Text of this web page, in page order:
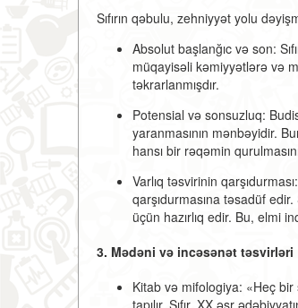
Sıfırın qəbulu, zehniyyət yolu
Absolut başlanğıc və son:
müqayisəli kəmiyyətlərə və
təkrarlanmışdır.
Potensial və sonsuzluq:
yaranmasının mənbəyidir.
hansı bir rəqəmin
Varlıq təsvirinin qarşıdurması:
qarşıdurmasına təsadüf
üçün hazırlıq edir. Bu, elmi
3. Mədəni və incəsənət təsvirləri
Kitab və mifologiya: «Heç bir
tapılır. Sıfır, XX əsr